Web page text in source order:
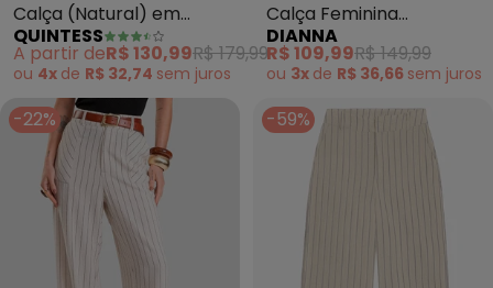
Calça (Natural) em
Malha Tweed.
QUINTESS
A partir deR$ 130,99R$ 179,99
ou 4x de R$ 32,74 sem juros
Calça Feminina
Pantalona (Bege)
DIANNA
R$ 109,99R$ 149,99
ou 3x de R$ 36,66 sem juros
-22% -59%